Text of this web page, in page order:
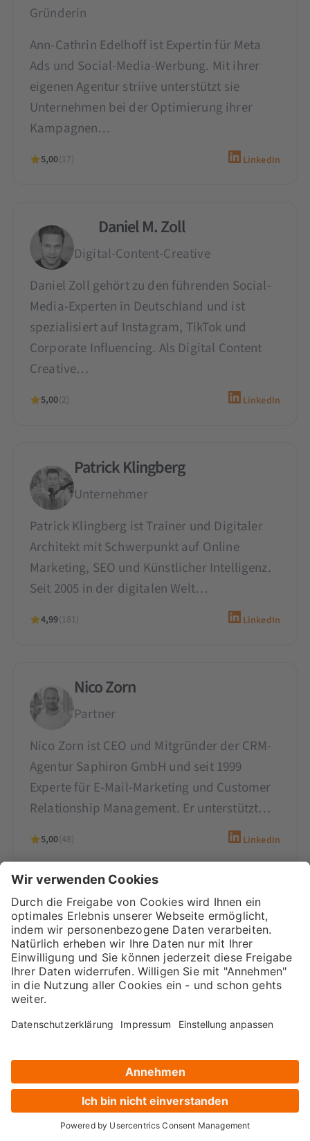
Gründerin
Ann-Cathrin Edelhoff ist Expertin für Meta
Ads und Social-Media-Werbung. Mit ihrer
eigenen Agentur striive unterstützt sie
Unternehmen bei der Optimierung ihrer
Kampagnen…
5,00(17) LinkedIn
Daniel M. Zoll
Digital-Content-Creative
Daniel Zoll gehört zu den führenden Social-
Media-Experten in Deutschland und ist
spezialisiert auf Instagram, TikTok und
Corporate Influencing. Als Digital Content
Creative…
5,00(2) LinkedIn
Patrick Klingberg
Unternehmer
Patrick Klingberg ist Trainer und Digitaler
Architekt mit Schwerpunkt auf Online
Marketing, SEO und Künstlicher Intelligenz.
Seit 2005 in der digitalen Welt…
4,99(181) LinkedIn
Nico Zorn
Partner
Nico Zorn ist CEO und Mitgründer der CRM-
Agentur Saphiron GmbH und seit 1999
Experte für E-Mail-Marketing und Customer
Relationship Management. Er unterstützt…
5,00(48) LinkedIn
Sarah-Yasmin Hennessen
Digital Marketing Beraterin &
Inhaberin
Sarah-Yasmin Hennessen ist Expertin für
Content-Marketing, digitales Recruiting und
den Einsatz von KI. Als Beraterin bei
maßgeschneiderte…